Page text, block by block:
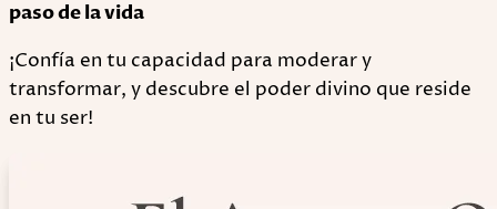
paso de la vida
¡Confía en tu capacidad para moderar y
transformar, y descubre el poder divino que reside
en tu ser!